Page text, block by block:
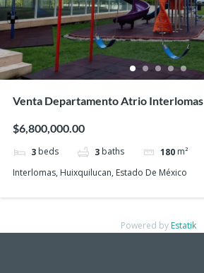
Venta Departamento Atrio Interlomas
$6,800,000.00
3beds 3baths 180m²
Interlomas, Huixquilucan, Estado De México
Powered by Estatik